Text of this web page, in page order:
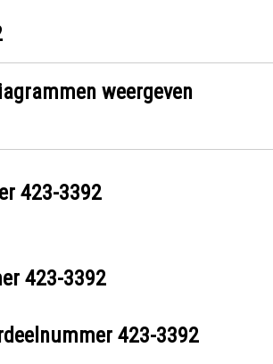
weergeven
423-3392
423-3392
423-3392